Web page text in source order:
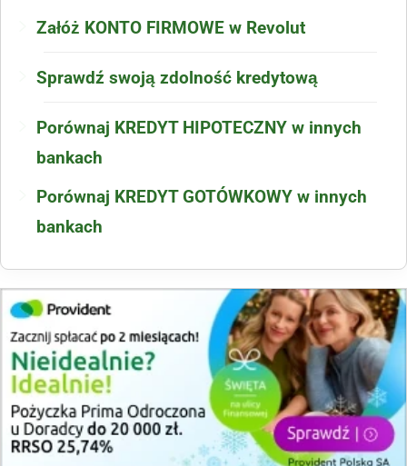
Załóż KONTO FIRMOWE w Revolut
Sprawdź swoją zdolność kredytową
Porównaj KREDYT HIPOTECZNY w innych
bankach
Porównaj KREDYT GOTÓWKOWY w innych
bankach